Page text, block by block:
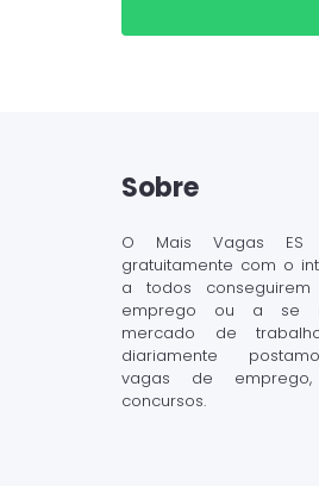
Sobre
O Mais Vagas ES
gratuitamente com o
a todos
emprego ou a se
mercado de
diariamente
vagas de
concursos.